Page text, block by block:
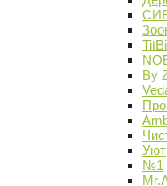
By
Уют
№1